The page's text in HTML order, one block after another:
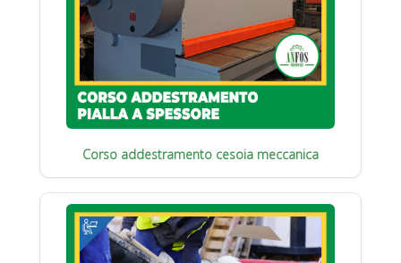
Corso addestramento cesoia meccanica